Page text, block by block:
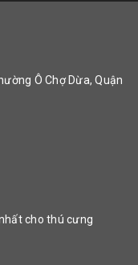
Ô Chợ Dừa, Quận
cho thú cưng